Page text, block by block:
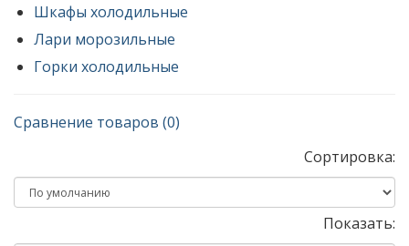
Шкафы холодильные
Лари морозильные
Горки холодильные
Сравнение товаров (0)
Сортировка:
Показать: